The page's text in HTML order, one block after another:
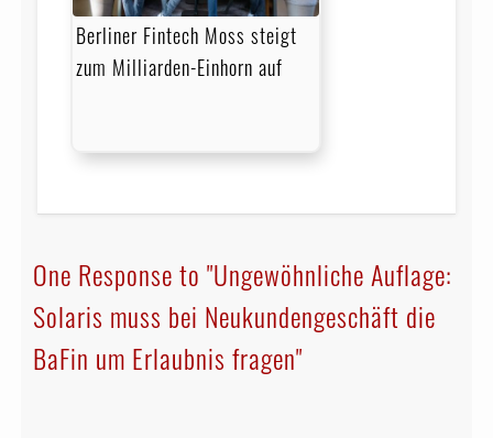
Berliner Fintech Moss steigt
zum Milliarden-Einhorn auf
One Response to "Ungewöhnliche Auflage:
Solaris muss bei Neukundengeschäft die
BaFin um Erlaubnis fragen"